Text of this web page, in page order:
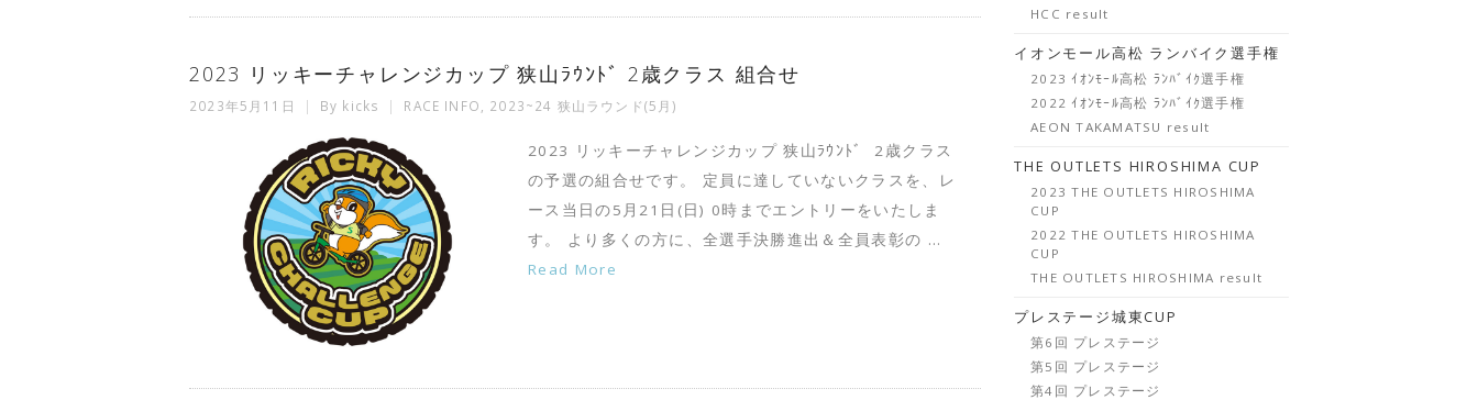
2023 リッキーチャレンジカップ 狭山ﾗｳﾝﾄﾞ 2歳クラス 組合せ
2023年5月11日 By kicks RACE INFO 2023~24 狭山ラウンド(5月)
2023 リッキーチャレンジカップ 狭山ﾗｳﾝﾄﾞ 2歳クラス
の予選の組合せです。 定員に達していないクラスを、レ
ース当日の5月21日(日) 0時までエントリーをいたしま
す。 より多くの方に、全選手決勝進出＆全員表彰の …
Read More
HCC result
イオンモール高松 ランバイク選手権
2023 ｲｵﾝﾓｰﾙ高松 ﾗﾝﾊﾞｲｸ選手権
2022 ｲｵﾝﾓｰﾙ高松 ﾗﾝﾊﾞｲｸ選手権
AEON TAKAMATSU result
THE OUTLETS HIROSHIMA CUP
2023 THE OUTLETS HIROSHIMA
CUP
2022 THE OUTLETS HIROSHIMA
CUP
THE OUTLETS HIROSHIMA result
プレステージ城東CUP
第6回 プレステージ
第5回 プレステージ
第4回 プレステージ